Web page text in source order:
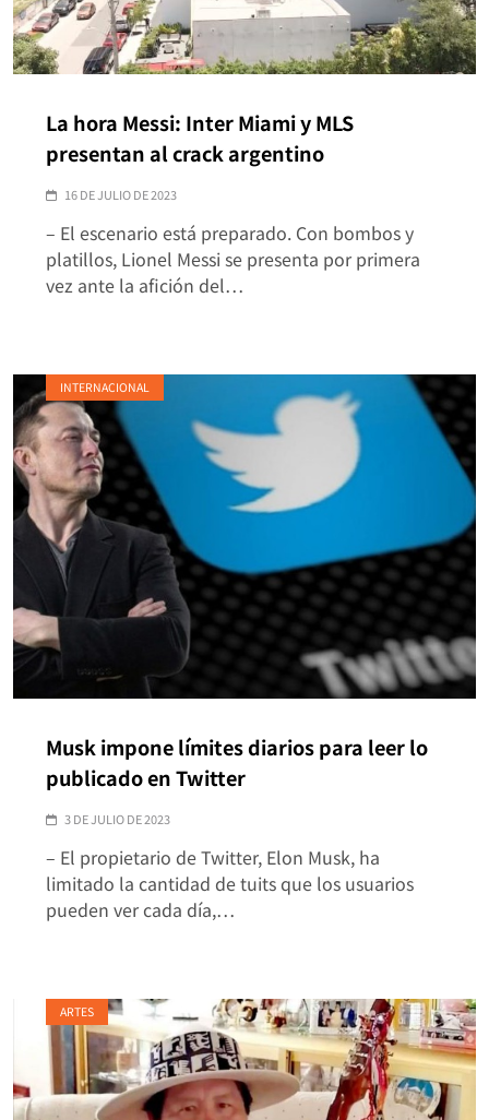
La hora Messi: Inter Miami y MLS
presentan al crack argentino
16 DE JULIO DE 2023
– El escenario está preparado. Con bombos y
platillos, Lionel Messi se presenta por primera
vez ante la afición del…
INTERNACIONAL
Musk impone límites diarios para leer lo
publicado en Twitter
3 DE JULIO DE 2023
– El propietario de Twitter, Elon Musk, ha
limitado la cantidad de tuits que los usuarios
pueden ver cada día,…
ARTES